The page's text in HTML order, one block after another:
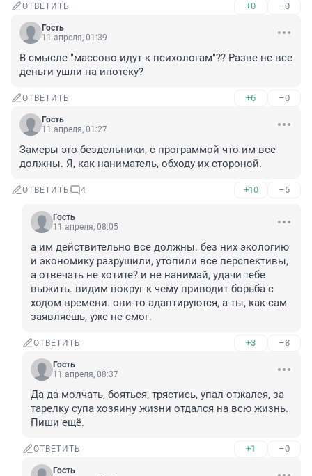
ОТВЕТИТЬ +0 –0
Гость
11 апреля, 01:39
В смысле "массово идут к психологам"?? Разве не все
деньги ушли на ипотеку?
ОТВЕТИТЬ +6 –0
Гость
11 апреля, 01:27
Замеры это бездельники, с программой что им все
должны. Я, как наниматель, обходу их стороной.
ОТВЕТИТЬ 4 +10 –5
Гость
11 апреля, 08:05
а им действительно все должны. без них экологию
и экономику разрушили, утопили все перспективы,
а отвечать не хотите? и не нанимай, удачи тебе
выжить. видим вокруг к чему приводит борьба с
ходом времени. они-то адаптируются, а ты, как сам
заявляешь, уже не смог.
ОТВЕТИТЬ +3 –8
Гость
11 апреля, 08:37
Да да молчать, бояться, трястись, упал отжался, за
тарелку супа хозяину жизни отдался на всю жизнь.
Пиши ещё.
ОТВЕТИТЬ +1 –0
Гость